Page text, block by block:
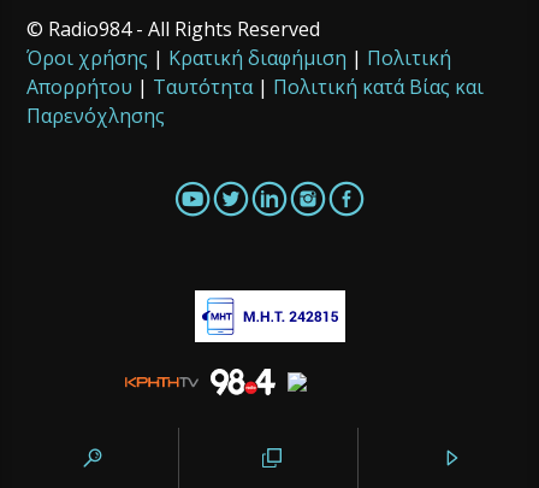
© Radio984 - All Rights Reserved
Όροι χρήσης | Κρατική διαφήμιση | Πολιτική
Απορρήτου | Ταυτότητα| Πολιτική κατά Βίας και
Παρενόχλησης